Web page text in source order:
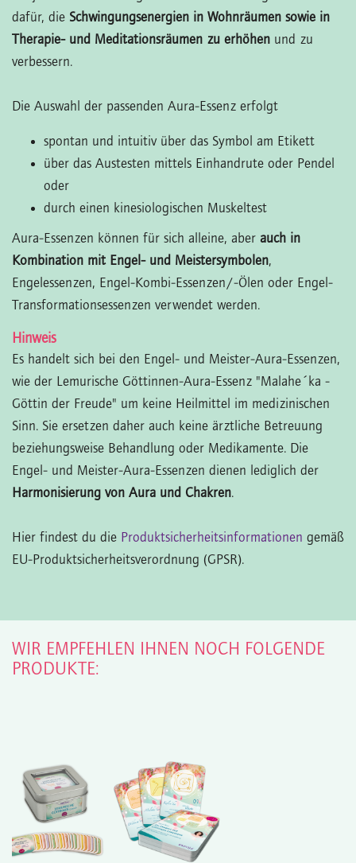
dafür, die Schwingungsenergien in Wohnräumen sowie in
Therapie- und Meditationsräumen zu erhöhen und zu
verbessern.
Die Auswahl der passenden Aura-Essenz erfolgt
spontan und intuitiv über das Symbol am Etikett
über das Austesten mittels Einhandrute oder Pendel
oder
durch einen kinesiologischen Muskeltest
Aura-Essenzen können für sich alleine, aber auch in
Kombination mit Engel- und Meistersymbolen,
Engelessenzen, Engel-Kombi-Essenzen/-Ölen oder Engel-
Transformationsessenzen verwendet werden.
Hinweis
Es handelt sich bei den Engel- und Meister-Aura-Essenzen,
wie der Lemurische Göttinnen-Aura-Essenz "Malahe´ka -
Göttin der Freude" um keine Heilmittel im medizinischen
Sinn. Sie ersetzen daher auch keine ärztliche Betreuung
beziehungsweise Behandlung oder Medikamente. Die
Engel- und Meister-Aura-Essenzen dienen lediglich der
Harmonisierung von Aura und Chakren.
Hier findest du die Produktsicherheitsinformationen gemäß
EU-Produktsicherheitsverordnung (GPSR).
WIR EMPFEHLEN IHNEN NOCH FOLGENDE
PRODUKTE: